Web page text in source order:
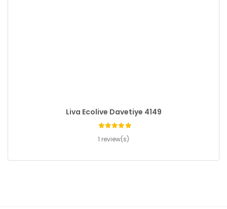
Liva Ecolive Davetiye 4149
1 review(s)